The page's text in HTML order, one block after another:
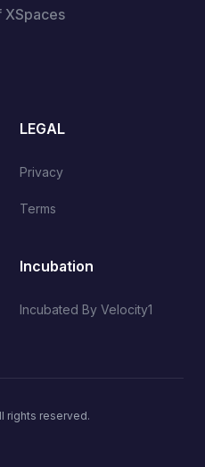
XSpaces
LEGAL
Privacy
Terms
Incubation
Incubated By Velocity1
rights reserved.